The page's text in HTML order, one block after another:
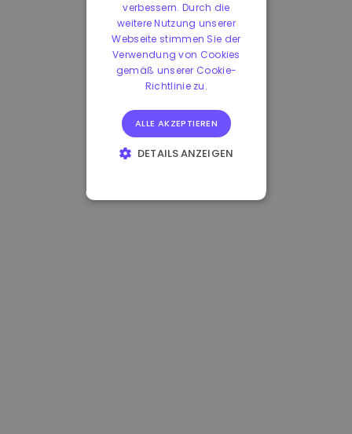
verbessern. Durch die
weitere Nutzung unserer
Webseite stimmen Sie der
Verwendung von Cookies
gemäß unserer Cookie-
Richtlinie zu.
ALLE AKZEPTIEREN
DETAILS ANZEIGEN